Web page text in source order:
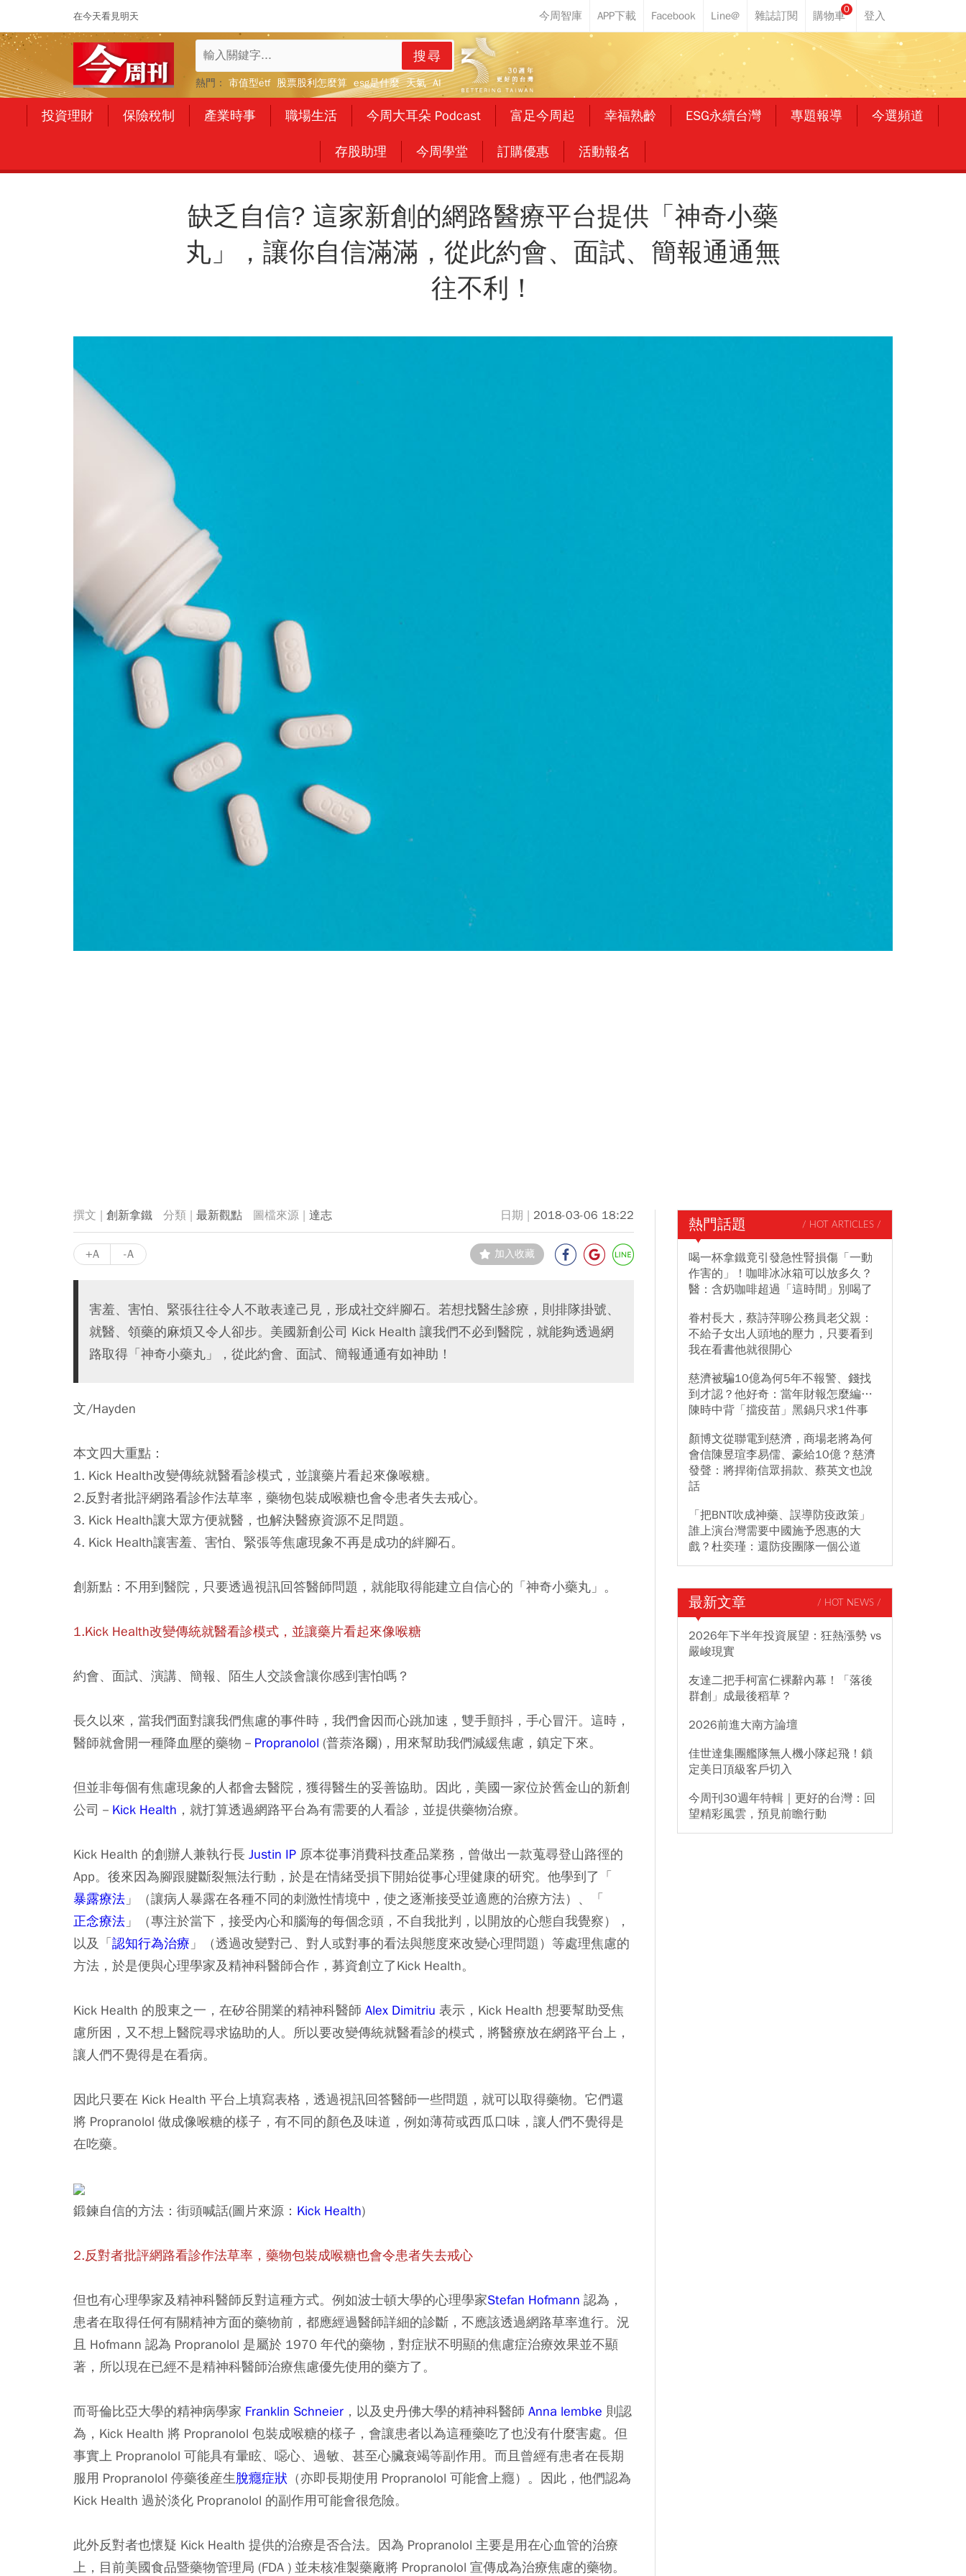
在今天看見明天
0
搜尋
熱門： 市值型etf 股票股利怎麼算 esg是什麼 天氣 AI
投資理財 保險稅制 產業時事 職場生活 今周大耳朵 Podcast 富足今周起 幸福熟齡 ESG永續台灣 專題報導 今選頻道
存股助理 今周學堂 訂購優惠 活動報名
缺乏自信? 這家新創的網路醫療平台提供「神奇小藥
丸」，讓你自信滿滿，從此約會、面試、簡報通通無
往不利！
創新拿鐵 最新觀點 達志 2018-03-06 18:22
+A -A 加入收藏
害羞、害怕、緊張往往令人不敢表達己見，形成社交絆腳石。若想找醫生診療，則排隊掛號、
就醫、領藥的麻煩又令人卻步。美國新創公司 Kick Health 讓我們不必到醫院，就能夠透過網
路取得「神奇小藥丸」，從此約會、面試、簡報通通有如神助！
文/Hayden
本文四大重點：
1. Kick Health改變傳統就醫看診模式，並讓藥片看起來像喉糖。
2.反對者批評網路看診作法草率，藥物包裝成喉糖也會令患者失去戒心。
3. Kick Health讓大眾方便就醫，也解決醫療資源不足問題。
4. Kick Health讓害羞、害怕、緊張等焦慮現象不再是成功的絆腳石。
創新點：不用到醫院，只要透過視訊回答醫師問題，就能取得能建立自信心的「神奇小藥丸」。
1.Kick Health改變傳統就醫看診模式，並讓藥片看起來像喉糖
約會、面試、演講、簡報、陌生人交談會讓你感到害怕嗎？
長久以來，當我們面對讓我們焦慮的事件時，我們會因而心跳加速，雙手顫抖，手心冒汗。這時，
醫師就會開一種降血壓的藥物－ Propranolol (普萘洛爾)，用來幫助我們減緩焦慮，鎮定下來。
但並非每個有焦慮現象的人都會去醫院，獲得醫生的妥善協助。因此，美國一家位於舊金山的新創
公司－ Kick Health ，就打算透過網路平台為有需要的人看診，並提供藥物治療。
Kick Health 的創辦人兼執行長 Justin IP 原本從事消費科技產品業務，曾做出一款蒐尋登山路徑的
App。後來因為腳跟腱斷裂無法行動，於是在情緒受損下開始從事心理健康的研究。他學到了「
暴露療法 」（讓病人暴露在各種不同的刺激性情境中，使之逐漸接受並適應的治療方法）、「
正念療法 」（專注於當下，接受內心和腦海的每個念頭，不自我批判，以開放的心態自我覺察），
以及「認知行為治療 」（透過改變對己、對人或對事的看法與態度來改變心理問題）等處理焦慮的
方法，於是便與心理學家及精神科醫師合作，募資創立了Kick Health。
Kick Health 的股東之一，在矽谷開業的精神科醫師 Alex Dimitriu 表示，Kick Health 想要幫助受焦
慮所困，又不想上醫院尋求協助的人。所以要改變傳統就醫看診的模式，將醫療放在網路平台上，
讓人們不覺得是在看病。
因此只要在 Kick Health 平台上填寫表格，透過視訊回答醫師一些問題，就可以取得藥物。它們還
將 Propranolol 做成像喉糖的樣子，有不同的顏色及味道，例如薄荷或西瓜口味，讓人們不覺得是
在吃藥。
鍛鍊自信的方法：街頭喊話(圖片來源： Kick Health)
2.反對者批評網路看診作法草率，藥物包裝成喉糖也會令患者失去戒心
但也有心理學家及精神科醫師反對這種方式。例如波士頓大學的心理學家Stefan Hofmann 認為，
患者在取得任何有關精神方面的藥物前，都應經過醫師詳細的診斷，不應該透過網路草率進行。況
且 Hofmann 認為 Propranolol 是屬於 1970 年代的藥物，對症狀不明顯的焦慮症治療效果並不顯
著，所以現在已經不是精神科醫師治療焦慮優先使用的藥方了。
而哥倫比亞大學的精神病學家 Franklin Schneier ，以及史丹佛大學的精神科醫師 Anna lembke 則認
為，Kick Health 將 Propranolol 包裝成喉糖的樣子，會讓患者以為這種藥吃了也没有什麼害處。但
事實上 Propranolol 可能具有暈眩、噁心、過敏、甚至心臟衰竭等副作用。而且曾經有患者在長期
服用 Propranolol 停藥後産生脫癮症狀 （亦即長期使用 Propranolol 可能會上癮）。因此，他們認為
Kick Health 過於淡化 Propranolol 的副作用可能會很危險。
此外反對者也懷疑 Kick Health 提供的治療是否合法。因為 Propranolol 主要是用在心血管的治療
上，目前美國食品暨藥物管理局 (FDA ) 並未核准製藥廠將 Propranolol 宣傳成為治療焦慮的藥物。
熱門話題 / HOT ARTICLES /
喝一杯拿鐵竟引發急性腎損傷「一動
作害的」！咖啡冰冰箱可以放多久？
醫：含奶咖啡超過「這時間」別喝了
眷村長大，蔡詩萍聊公務員老父親：
不給子女出人頭地的壓力，只要看到
我在看書他就很開心
慈濟被騙10億為何5年不報警、錢找
到才認？他好奇：當年財報怎麼編…
陳時中背「擋疫苗」黑鍋只求1件事
顏博文從聯電到慈濟，商場老將為何
會信陳昱瑄李易儒、豪給10億？慈濟
發聲：將捍衛信眾捐款、蔡英文也說
話
「把BNT吹成神藥、誤導防疫政策」
誰上演台灣需要中國施予恩惠的大
戲？杜奕瑾：還防疫團隊一個公道
最新文章 / HOT NEWS /
2026年下半年投資展望：狂熱漲勢 vs
嚴峻現實
友達二把手柯富仁裸辭內幕！「落後
群創」成最後稻草？
2026前進大南方論壇
佳世達集團艦隊無人機小隊起飛！鎖
定美日頂級客戶切入
今周刊30週年特輯｜更好的台灣：回
望精彩風雲，預見前瞻行動